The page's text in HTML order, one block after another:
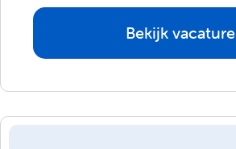
Bekijk vacature